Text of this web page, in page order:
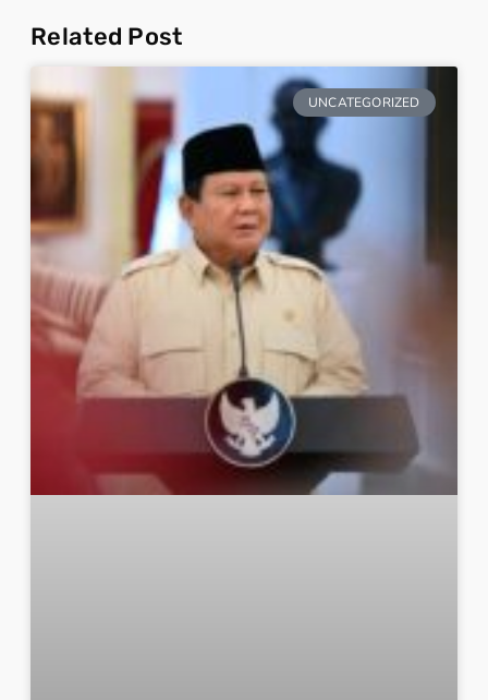
Related Post
UNCATEGORIZED